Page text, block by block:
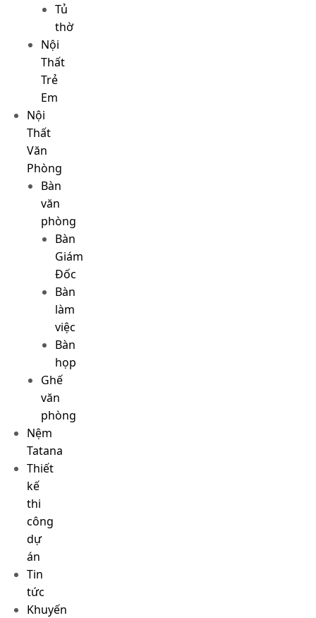
Tủ
thờ
Nội
Thất
Trẻ
Em
Nội
Thất
Văn
Phòng
Bàn
văn
phòng
Bàn
Giám
Đốc
Bàn
làm
việc
Bàn
họp
Ghế
văn
phòng
Nệm
Tatana
Thiết
kế
thi
công
dự
án
Tin
tức
Khuyến